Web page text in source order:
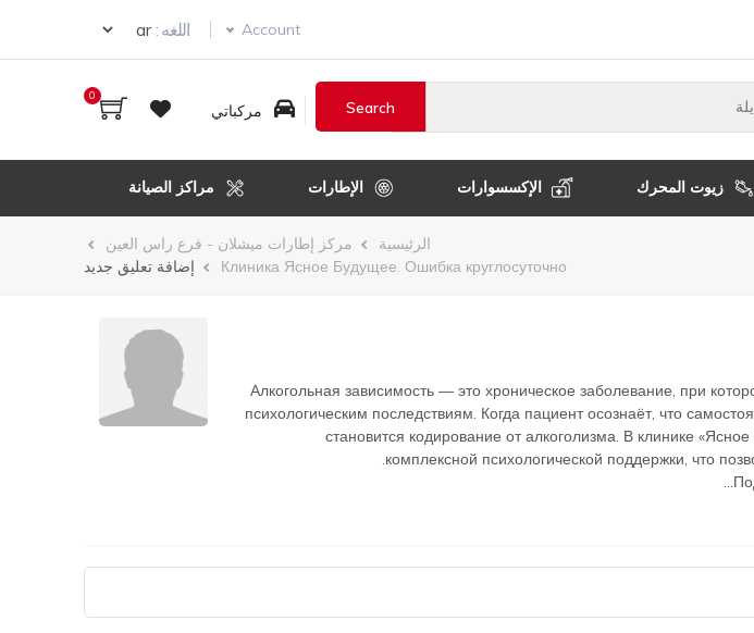
Account اللغه :
Select your language
مركباتي
0
زيوت المحرك الإكسسوارات الإطارات مراكز الصيانة
الرئيسية
مركز إطارات ميشلان - فرع راس العين
Клиника Ясное Будущее. Ошибка круглосуточно
إضافة تعليق جديد
Алкогольная зависимость — это хроническое заболевание, при
психологическим последствиям. Когда пациент осознаёт, что
становится кодирование от алкоголизма. В клинике
комплексной психологической поддержки, что